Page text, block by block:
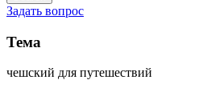
Задать вопрос
Тема
чешский для путешествий